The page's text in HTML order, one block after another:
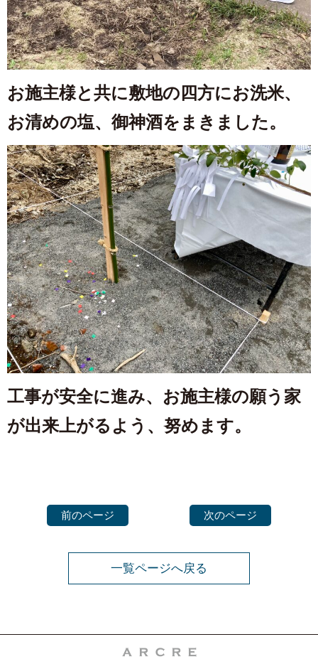
お施主様と共に敷地の四方にお洗米、
お清めの塩、御神酒をまきました。
工事が安全に進み、お施主様の願う家
が出来上がるよう、努めます。
前のページ 次のページ
一覧ページへ戻る